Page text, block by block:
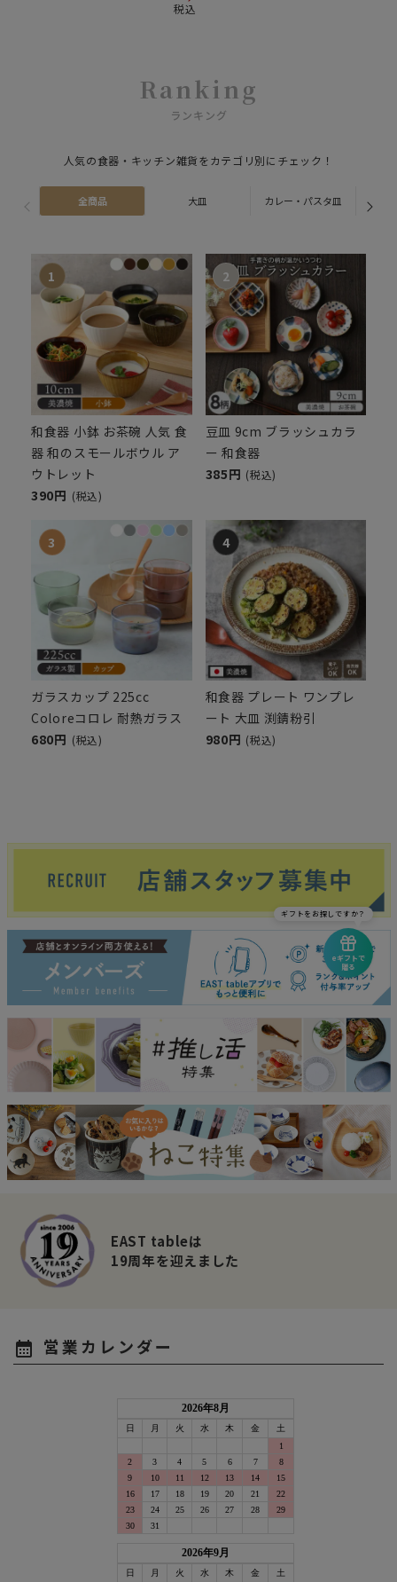
税込
Ranking
ランキング
人気の食器・キッチン雑貨をカテゴリ別にチェック！
全商品 大皿 カレー・パスタ皿
和食器 小鉢 お茶碗 人気 食
器 和のスモールボウル ア
ウトレット
390円 (税込)
豆皿 9cm ブラッシュカラ
ー 和食器
385円 (税込)
ガラスカップ 225cc
Coloreコロレ 耐熱ガラス
680円 (税込)
和食器 プレート ワンプレ
ート 大皿 渕錆粉引
980円 (税込)
EAST tableは
19周年を迎えました
calendar_month 営業カレンダー
eギフトで
贈る
ギフトをお探しですか？